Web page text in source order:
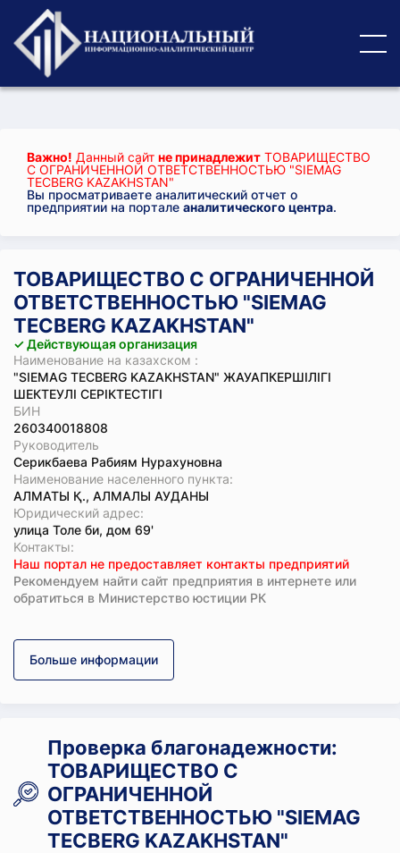
Важно! Данный сайт не принадлежит ТОВАРИЩЕСТВО
С ОГРАНИЧЕННОЙ ОТВЕТСТВЕННОСТЬЮ "SIEMAG
TECBERG KAZAKHSTAN"
Вы просматриваете аналитический отчет о
предприятии на портале аналитического центра.
ТОВАРИЩЕСТВО С ОГРАНИЧЕННОЙ
ОТВЕТСТВЕННОСТЬЮ "SIEMAG
TECBERG KAZAKHSTAN"
✓ Действующая организация
Наименование на казахском :
"SIEMAG TECBERG KAZAKHSTAN" ЖАУАПКЕРШІЛІГІ
ШЕКТЕУЛІ СЕРІКТЕСТІГІ
БИН
260340018808
Руководитель
Серикбаева Рабиям Нурахуновна
Наименование населенного пункта:
АЛМАТЫ Қ., АЛМАЛЫ АУДАНЫ
Юридический адрес:
улица Толе би, дом 69'
Koнтaкты:
Наш портал не предоставляет контакты предприятий
Рекомендуем найти сайт предприятия в интернете или
обратиться в Министерство юстиции РК
Больше информации
Проверка благонадежности:
ТОВАРИЩЕСТВО С
ОГРАНИЧЕННОЙ
ОТВЕТСТВЕННОСТЬЮ "SIEMAG
TECBERG KAZAKHSTAN"